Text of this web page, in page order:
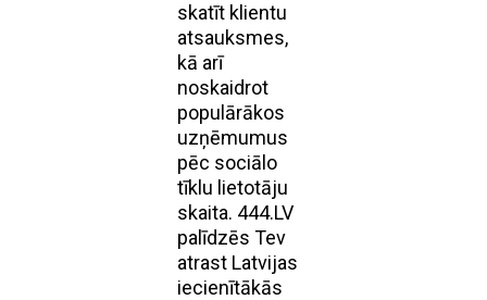
skatīt klientu
atsauksmes,
kā arī
noskaidrot
populārākos
uzņēmumus
pēc sociālo
tīklu lietotāju
skaita. 444.LV
palīdzēs Tev
atrast Latvijas
iecienītākās